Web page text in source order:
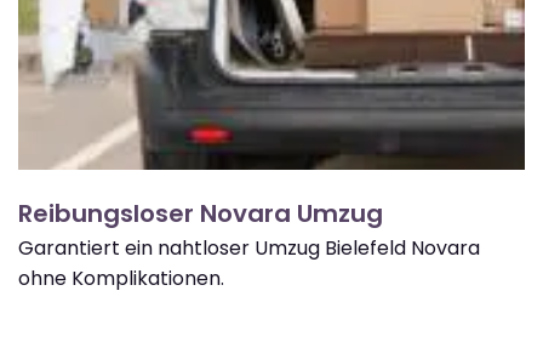
Reibungsloser Novara Umzug
Garantiert ein nahtloser Umzug Bielefeld Novara
ohne Komplikationen.